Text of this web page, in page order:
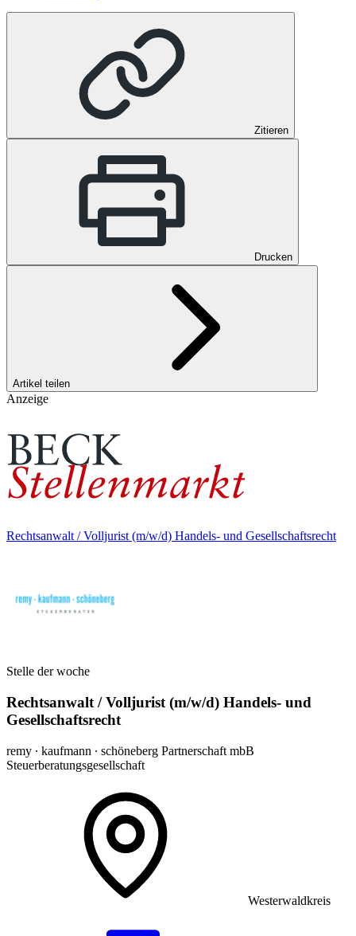
Zitieren
Drucken
Artikel teilen
Anzeige
Rechtsanwalt / Volljurist (m/w/d) Handels- und Gesellschaftsrecht
Stelle der woche
Rechtsanwalt / Volljurist (m/w/d) Handels- und
Gesellschaftsrecht
remy ∙ kaufmann ∙ schöneberg Partnerschaft mbB
Steuerberatungsgesellschaft
Westerwaldkreis